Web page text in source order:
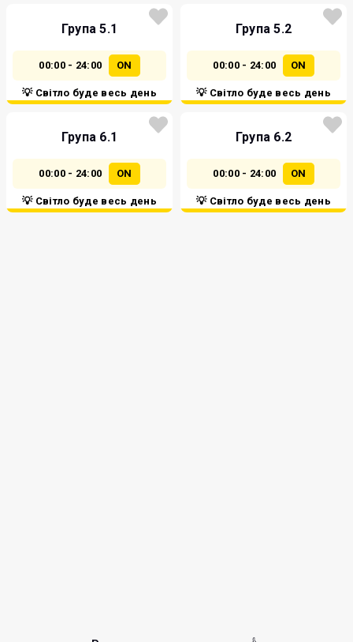
Група 5.1
00:00 - 24:00 ON
💡 Світло буде весь день
Група 5.2
00:00 - 24:00 ON
💡 Світло буде весь день
Група 6.1
00:00 - 24:00 ON
💡 Світло буде весь день
Група 6.2
00:00 - 24:00 ON
💡 Світло буде весь день